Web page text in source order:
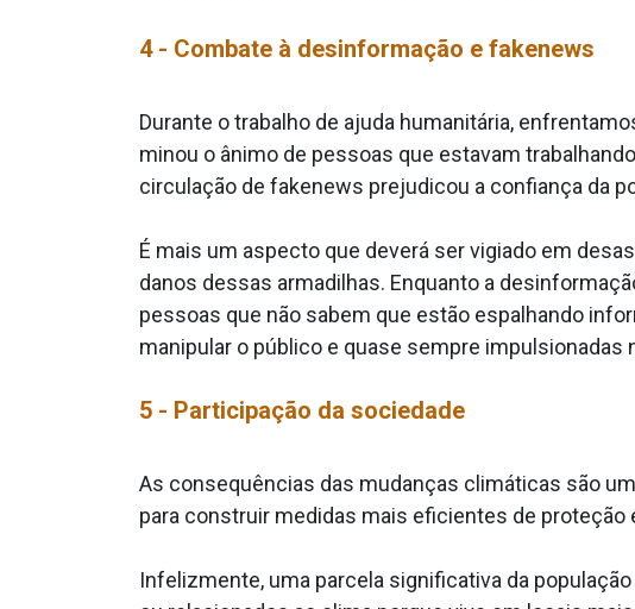
4 - Combate à desinformação e fakenews
Durante o trabalho de ajuda humanitária,
minou o ânimo de pessoas que estavam
circulação de fakenews prejudicou a confiança da
É mais um aspecto que deverá ser vigiado em
danos dessas armadilhas. Enquanto a
pessoas que não sabem que estão espalhando
manipular o público e quase sempre impulsionadas
5 - Participação da sociedade
As consequências das mudanças climáticas são
para construir medidas mais eficientes de proteção
Infelizmente, uma parcela significativa da